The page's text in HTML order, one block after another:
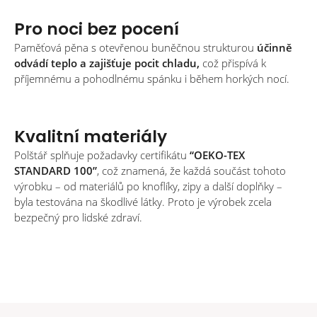
Pro noci bez pocení
Paměťová pěna s otevřenou buněčnou strukturou účinně
odvádí teplo a zajišťuje pocit chladu, což přispívá k
příjemnému a pohodlnému spánku i během horkých nocí.
Kvalitní materiály
Polštář splňuje požadavky certifikátu “OEKO-TEX
STANDARD 100”, což znamená, že každá součást tohoto
výrobku – od materiálů po knoflíky, zipy a další doplňky –
byla testována na škodlivé látky. Proto je výrobek zcela
bezpečný pro lidské zdraví.